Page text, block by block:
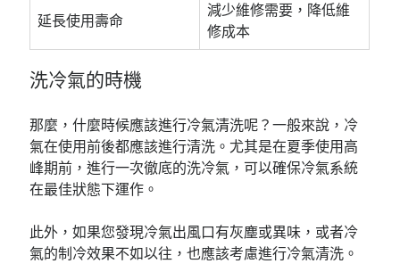
延長使用壽命
減少維修需要，降低維
修成本
洗冷氣的時機
那麼，什麼時候應該進行冷氣清洗呢？一般來說，冷
氣在使用前後都應該進行清洗。尤其是在夏季使用高
峰期前，進行一次徹底的洗冷氣，可以確保冷氣系統
在最佳狀態下運作。
此外，如果您發現冷氣出風口有灰塵或異味，或者冷
氣的制冷效果不如以往，也應該考慮進行冷氣清洗。